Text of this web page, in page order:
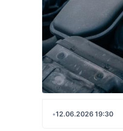
•12.06.2026 19:30